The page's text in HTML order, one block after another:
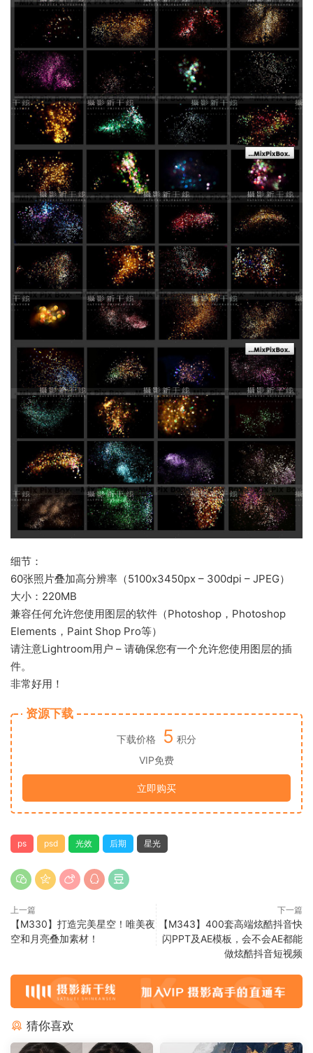
细节：
60张照片叠加高分辨率（5100x3450px – 300dpi – JPEG）
大小：220MB
兼容任何允许您使用图层的软件（Photoshop，Photoshop
Elements，Paint Shop Pro等）
请注意Lightroom用户 – 请确保您有一个允许您使用图层的插
件。
非常好用！
资源下载
下载价格 5 积分
VIP免费
立即购买
ps psd 光效 后期 星光
上一篇
【M330】打造完美星空！唯美夜
空和月亮叠加素材！
下一篇
【M343】400套高端炫酷抖音快
闪PPT及AE模板，会不会AE都能
做炫酷抖音短视频
猜你喜欢